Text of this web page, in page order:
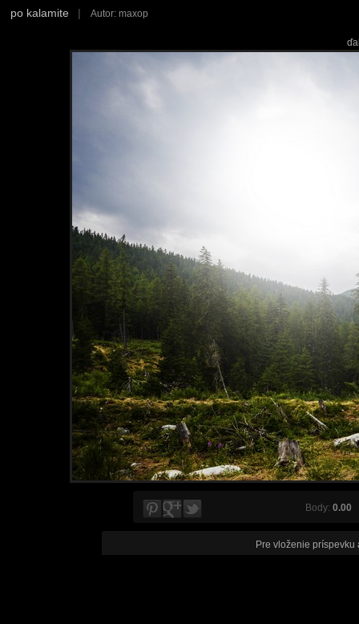
po kalamite | Autor: maxop
Body: 0.00
Pre vloženie